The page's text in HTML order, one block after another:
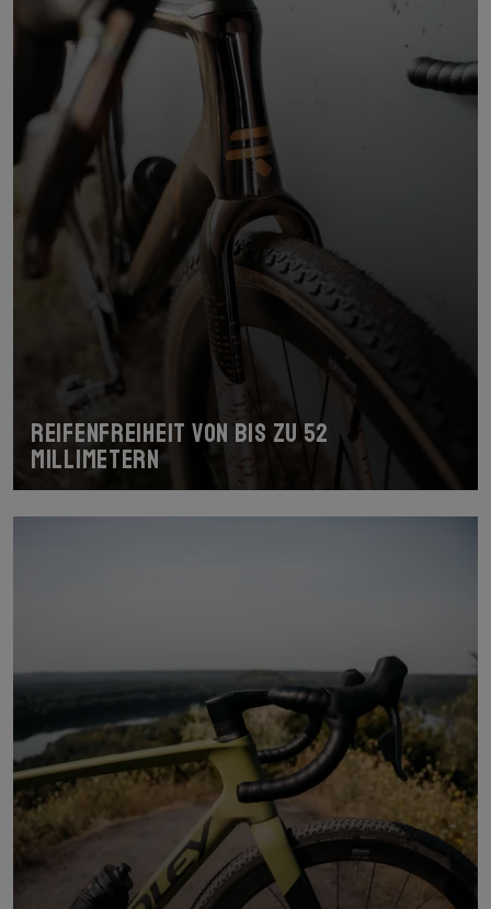
Reifenfreiheit von bis zu 52
Millimetern